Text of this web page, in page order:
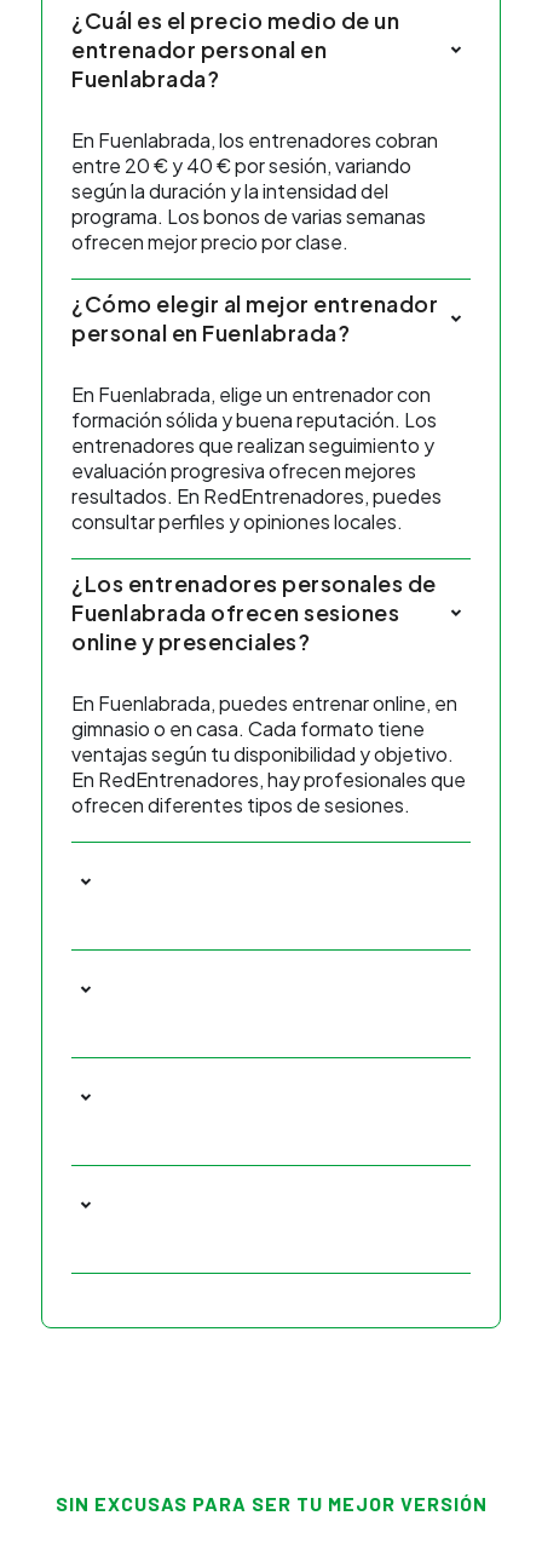
¿Cuál es el precio medio de un
entrenador personal en
Fuenlabrada?
En Fuenlabrada, los entrenadores cobran
entre 20 € y 40 € por sesión, variando
según la duración y la intensidad del
programa. Los bonos de varias semanas
ofrecen mejor precio por clase.
¿Cómo elegir al mejor entrenador
personal en Fuenlabrada?
En Fuenlabrada, elige un entrenador con
formación sólida y buena reputación. Los
entrenadores que realizan seguimiento y
evaluación progresiva ofrecen mejores
resultados. En RedEntrenadores, puedes
consultar perfiles y opiniones locales.
¿Los entrenadores personales de
Fuenlabrada ofrecen sesiones
online y presenciales?
En Fuenlabrada, puedes entrenar online, en
gimnasio o en casa. Cada formato tiene
ventajas según tu disponibilidad y objetivo.
En RedEntrenadores, hay profesionales que
ofrecen diferentes tipos de sesiones.
SIN EXCUSAS PARA SER TU MEJOR VERSIÓN